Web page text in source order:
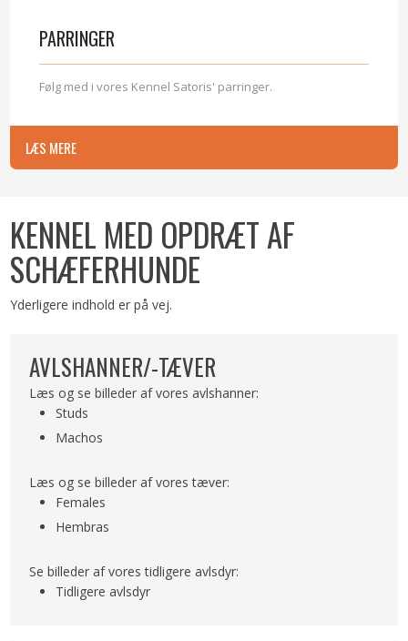
PARRINGER
Følg med i vores Kennel Satoris' parringer.
LÆS MERE​
​KENNEL MED OPDRÆT AF
SCHÆFERHUNDE
Yderligere indhold er på vej.​
AVLSHANNER/-TÆVER
Læs og se billeder af vores avlshanner:
Studs
Machos
Læs og se billeder af vores tæver:
Females
Hembras
Se billeder af vores tidligere avlsdyr:
Tidligere avlsdyr